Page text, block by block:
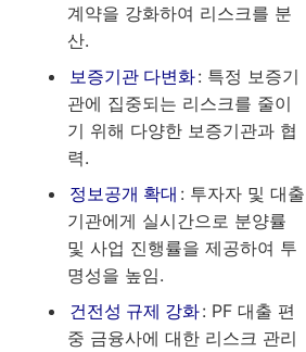
계약을 강화하여 리스크를 분
산.
보증기관 다변화: 특정 보증기
관에 집중되는 리스크를 줄이
기 위해 다양한 보증기관과 협
력.
정보공개 확대 : 투자자 및 대출
기관에게 실시간으로 분양률
및 사업 진행률을 제공하여 투
명성을 높임.
건전성 규제 강화: PF 대출 편
중 금융사에 대한 리스크 관리